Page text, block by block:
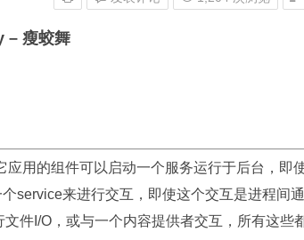
– 瘦蛟舞
用的组件可以启动一个服务运行于后台，即
service来进行交互，即使这个交互是进程间通
件I/O，或与一个内容提供者交互，所有这些